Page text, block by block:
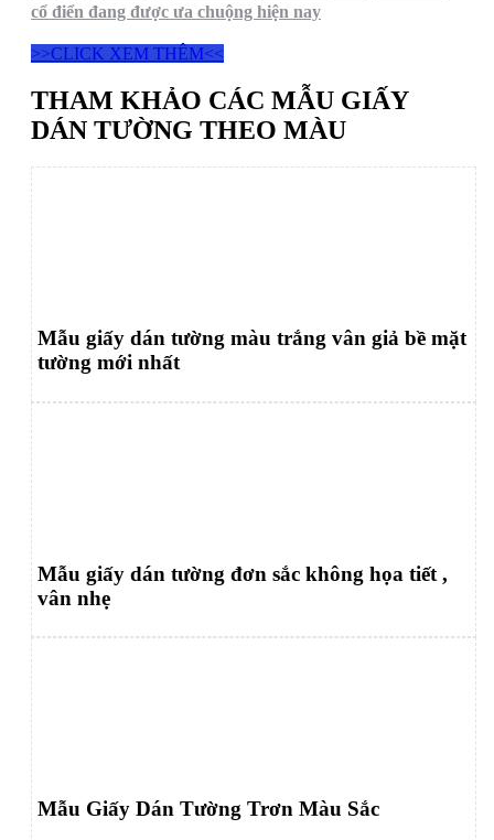
cổ điển đang được ưa chuộng hiện nay
>>CLICK XEM THÊM<<
THAM KHẢO CÁC MẪU GIẤY
DÁN TƯỜNG THEO MÀU
Mẫu giấy dán tường màu trắng vân giả bề mặt
tường mới nhất
Mẫu giấy dán tường đơn sắc không họa tiết ,
vân nhẹ
Mẫu Giấy Dán Tường Trơn Màu Sắc